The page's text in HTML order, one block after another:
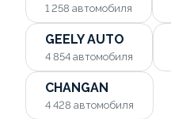
1 258 автомобиля
GEELY AUTO
4 854 автомобиля
CHANGAN
4 428 автомобиля